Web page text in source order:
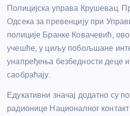
Полицијска управа Крушевац.
Одсека за превенцију при
полиције Бранке Ковачевић,
учешће, у циљу побољшане
унапређења безбедности деце
саобраћају.
Едукативни значај додатно су
радионице Националног